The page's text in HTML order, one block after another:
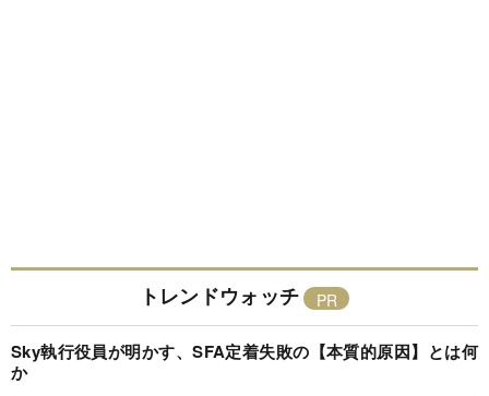
トレンドウォッチ
Sky執行役員が明かす、SFA定着失敗の【本質的原因】とは何
か